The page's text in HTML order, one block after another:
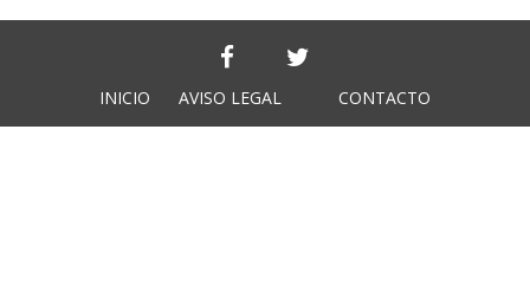
INICIO AVISO LEGAL CONTACTO